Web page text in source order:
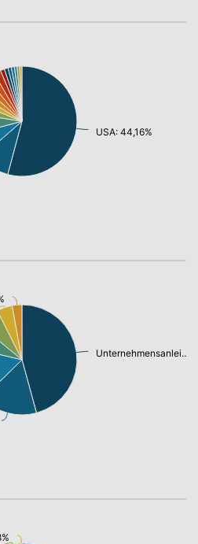
USA: 44,16%
Unternehmensanleihen: 37,27%